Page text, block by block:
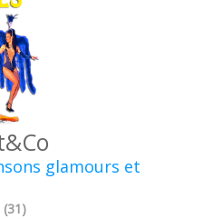
glamours et
(31)